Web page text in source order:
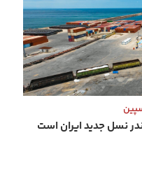
نسل جدید ایران است